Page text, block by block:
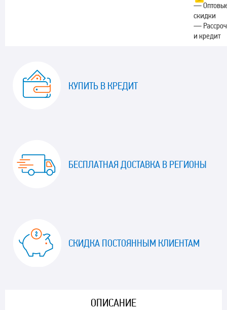
—
скидки
—
и кредит
КУПИТЬ В КРЕДИТ
БЕСПЛАТНАЯ ДОСТАВКА В РЕГИОНЫ
СКИДКА ПОСТОЯННЫМ КЛИЕНТАМ
ОПИСАНИЕ